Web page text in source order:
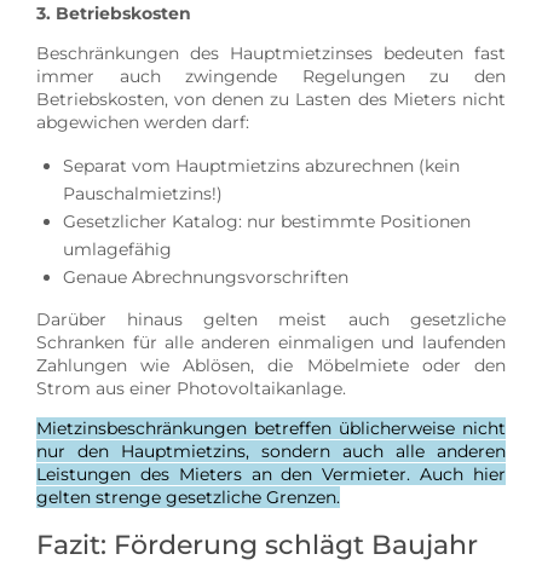
3. Betriebskosten
Beschränkungen des Hauptmietzinses bedeuten fast
immer auch zwingende Regelungen zu den
Betriebskosten, von denen zu Lasten des Mieters nicht
abgewichen werden darf:
Separat vom Hauptmietzins abzurechnen (kein
Pauschalmietzins!)
Gesetzlicher Katalog: nur bestimmte Positionen
umlagefähig
Genaue Abrechnungsvorschriften
Darüber hinaus gelten meist auch gesetzliche
Schranken für alle anderen einmaligen und laufenden
Zahlungen wie Ablösen, die Möbelmiete oder den
Strom aus einer Photovoltaikanlage.
Mietzinsbeschränkungen betreffen üblicherweise nicht
nur den Hauptmietzins, sondern auch alle anderen
Leistungen des Mieters an den Vermieter. Auch hier
gelten strenge gesetzliche Grenzen.
Fazit: Förderung schlägt Baujahr